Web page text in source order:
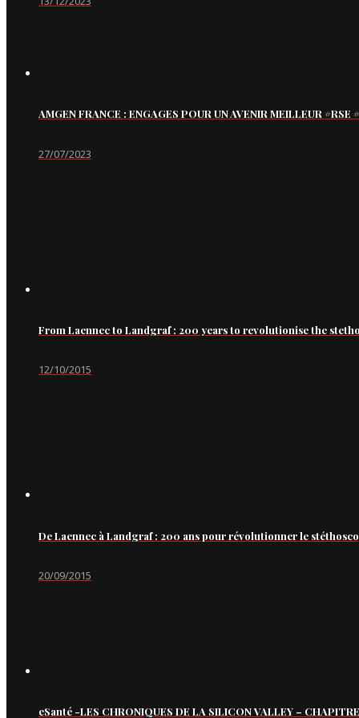
AMGEN FRANCE : ENGAGES POUR UN AVENIR MEILLEUR
27/07/2023
From Laennec to Landgraf : 200 years to revolutionise the
12/10/2015
De Laennec à Landgraf : 200 ans pour révolutionner le
20/09/2015
eSanté -LES CHRONIQUES DE LA SILICON VALLEY –